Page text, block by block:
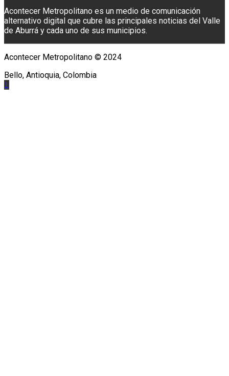
Acontecer Metropolitano es un medio de comunicación
alternativo digital que cubre las principales noticias del Valle
de Aburrá y cada uno de sus municipios.
Acontecer Metropolitano © 2024
Bello, Antioquia, Colombia